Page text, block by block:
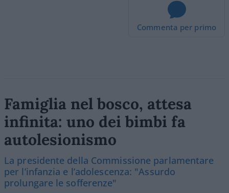
Commenta per primo
Famiglia nel bosco, attesa
infinita: uno dei bimbi fa
autolesionismo
La presidente della Commissione parlamentare
per l’infanzia e l’adolescenza: "Assurdo
prolungare le sofferenze"